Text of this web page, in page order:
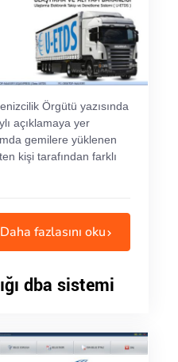
Örgütü yazısında
açıklamaya yer
gemilere yüklenen
kişi tarafından farklı
Daha fazlasını oku
dba sistemi